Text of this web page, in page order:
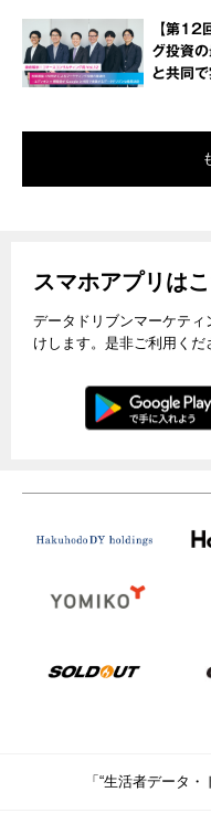
【第12
グ投資
と共同
スマホアプリは
データドリブンマーケテ
けします。是非ご利用くだ
「“生活者データ